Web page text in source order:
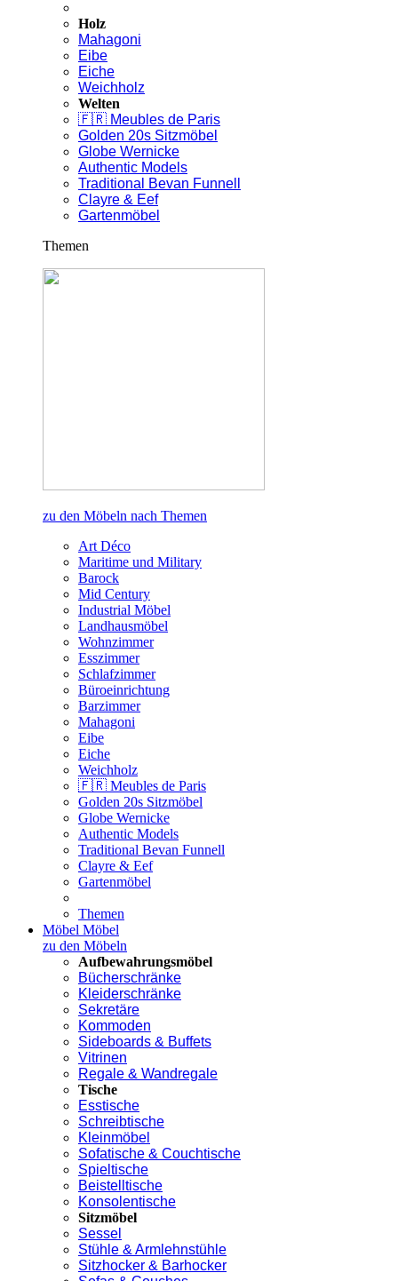
Holz
Mahagoni
Eibe
Eiche
Weichholz
Welten
🇫🇷 Meubles de Paris
Golden 20s Sitzmöbel
Globe Wernicke
Authentic Models
Traditional Bevan Funnell
Clayre & Eef
Gartenmöbel
Themen
zu den Möbeln nach Themen
Art Déco
Maritime und Military
Barock
Mid Century
Industrial Möbel
Landhausmöbel
Wohnzimmer
Esszimmer
Schlafzimmer
Büroeinrichtung
Barzimmer
Mahagoni
Eibe
Eiche
Weichholz
🇫🇷 Meubles de Paris
Golden 20s Sitzmöbel
Globe Wernicke
Authentic Models
Traditional Bevan Funnell
Clayre & Eef
Gartenmöbel
Themen
Möbel Möbel
zu den Möbeln
Aufbewahrungsmöbel
Bücherschränke
Kleiderschränke
Sekretäre
Kommoden
Sideboards & Buffets
Vitrinen
Regale & Wandregale
Tische
Esstische
Schreibtische
Kleinmöbel
Sofatische & Couchtische
Spieltische
Beistelltische
Konsolentische
Sitzmöbel
Sessel
Stühle & Armlehnstühle
Sitzhocker & Barhocker